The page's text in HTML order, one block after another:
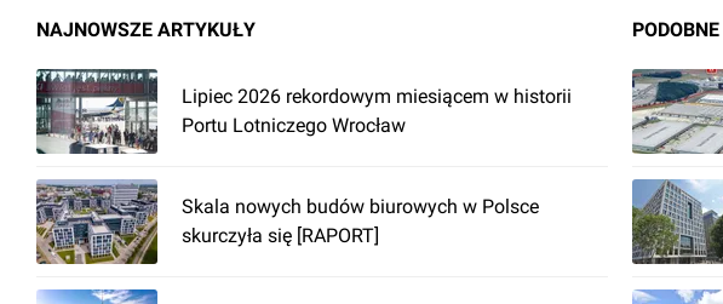
NAJNOWSZE ARTYKUŁY
Lipiec 2026 rekordowym miesiącem w historii
Portu Lotniczego Wrocław
Skala nowych budów biurowych w Polsce
skurczyła się [RAPORT]